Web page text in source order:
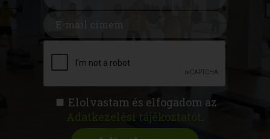
Elolvastam és elfogadom az
Adatkezelési tájékoztatót .
FITNESS AKADÉMIA